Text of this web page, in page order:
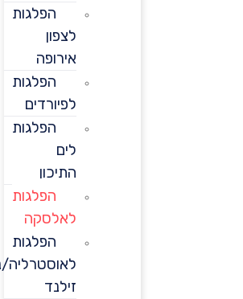
הפלגות
אירופה
הפלגות
לפיורדים
הפלגות
התיכון
הפלגות
לאלסקה
הפלגות
לאוסטרליה/ניו